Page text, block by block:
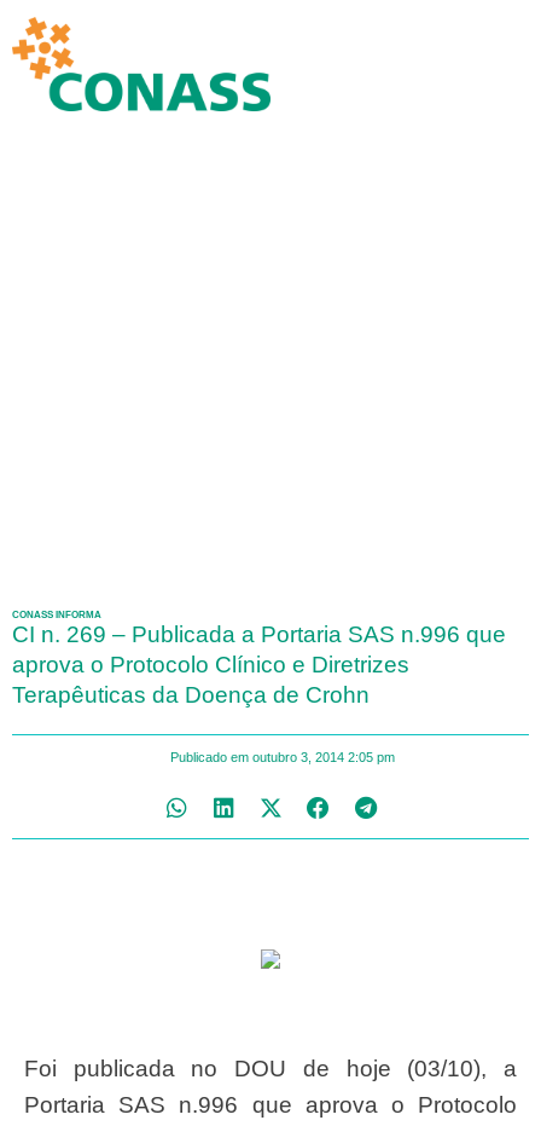
CONASS INFORMA
CI n. 269 – Publicada a Portaria SAS n.996 que
aprova o Protocolo Clínico e Diretrizes
Terapêuticas da Doença de Crohn
Publicado em outubro 3, 2014 2:05 pm
Foi publicada no DOU de hoje (03/10), a
Portaria SAS n.996 que aprova o Protocolo